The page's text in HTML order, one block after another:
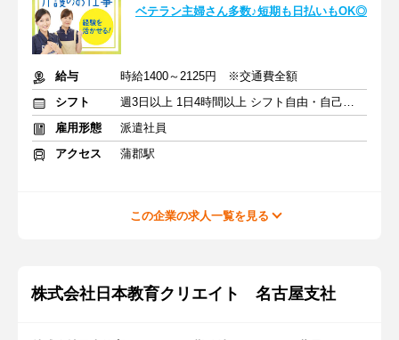
ベテラン主婦さん多数♪短期も日払いもOK◎
給与
時給1400～2125円 ※交通費全額
シフト
週3日以上 1日4時間以上 シフト自由・自己申告
雇用形態
派遣社員
アクセス
蒲郡駅
この企業の求人一覧を見る
株式会社日本教育クリエイト 名古屋支社